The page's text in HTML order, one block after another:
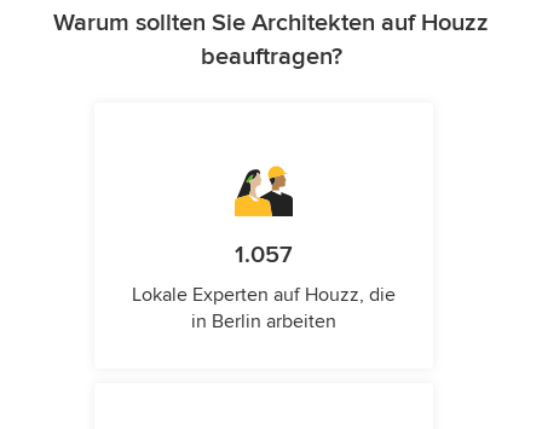
Warum sollten Sie Architekten auf Houzz
beauftragen?
1.057
Lokale Experten auf Houzz, die
in Berlin arbeiten